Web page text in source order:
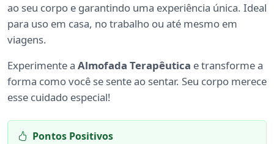
ao seu corpo e garantindo uma experiência única. Ideal
para uso em casa, no trabalho ou até mesmo em
viagens.
Experimente a Almofada Terapêutica e transforme a
forma como você se sente ao sentar. Seu corpo merece
esse cuidado especial!
Pontos Positivos